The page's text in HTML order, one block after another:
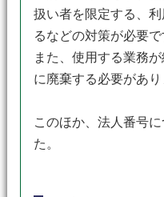
扱い者を限定する、
るなどの対策が必要で
また、使用する業務
に廃棄する必要があり
このほか、法人番号
た。